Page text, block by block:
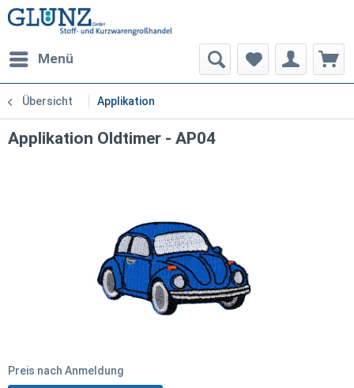
Menü
Übersicht Applikation
Applikation Oldtimer - AP04
Preis nach Anmeldung